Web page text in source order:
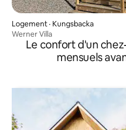
Logement · Kungsbacka
Werner Villa
Le confort d'un
mensuels